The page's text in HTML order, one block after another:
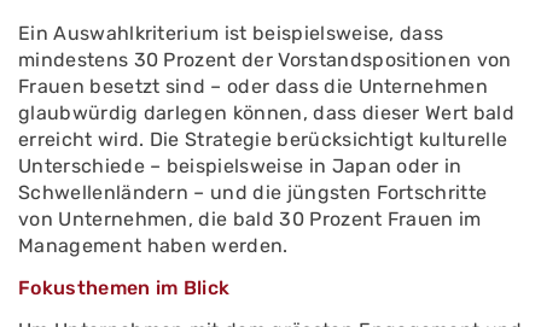
Ein Auswahlkriterium ist beispielsweise, dass
mindestens 30 Prozent der Vorstandspositionen von
Frauen besetzt sind – oder dass die Unternehmen
glaubwürdig darlegen können, dass dieser Wert bald
erreicht wird. Die Strategie berücksichtigt kulturelle
Unterschiede – beispielsweise in Japan oder in
Schwellenländern – und die jüngsten Fortschritte
von Unternehmen, die bald 30 Prozent Frauen im
Management haben werden.
Fokusthemen im Blick